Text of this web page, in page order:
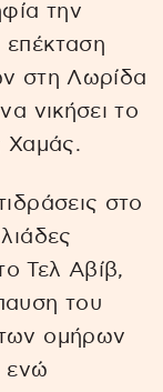
την
στη Λωρίδα
νικήσει το
Χαμάς.
στο
Τελ Αβίβ,
του
ομήρων
ενώ